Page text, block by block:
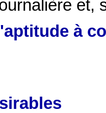
à